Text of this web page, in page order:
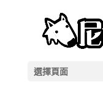
選擇頁面